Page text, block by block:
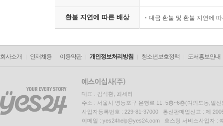
환불 지연에 따른 배상 대금 환불 및 환불 지연에
회사소개 인재채용 이용약관 개인정보처리방침 청소년보호정책 도서홍보안내
대표 : 김석환, 최세라
주소 : 서울시 영등포구 은행로 11, 5층~6층(여의도동,일신
사업자등록번호 : 229-81-37000 통신판매업신고 : 제
이메일 : yes24help@yes24.com 호스팅 서비스사업자 :